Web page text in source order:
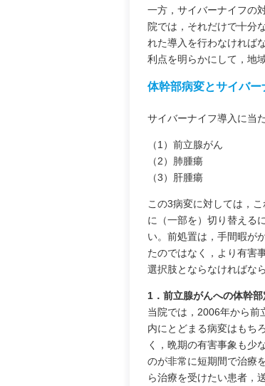
一方，サイバーナイフの
院では，それだけで十分
れた導入を行わなければ
利点を明らかにして，地
体幹部病変とサイバー
サイバーナイフ導入に当
（1）前立腺がん
（2）肺腫瘍
（3）肝腫瘍
この3病変に対しては，
に（一部を）切り替える
い。前処置は，手間暇が
たのではなく，より有害
選択肢とならなければな
1．前立腺がんへの体幹
当院では，2006年から前
内にとどまる病変はもち
く，晩期の有害事象も少
のが非常に短期間で治療
ら治療を受けたい患者，